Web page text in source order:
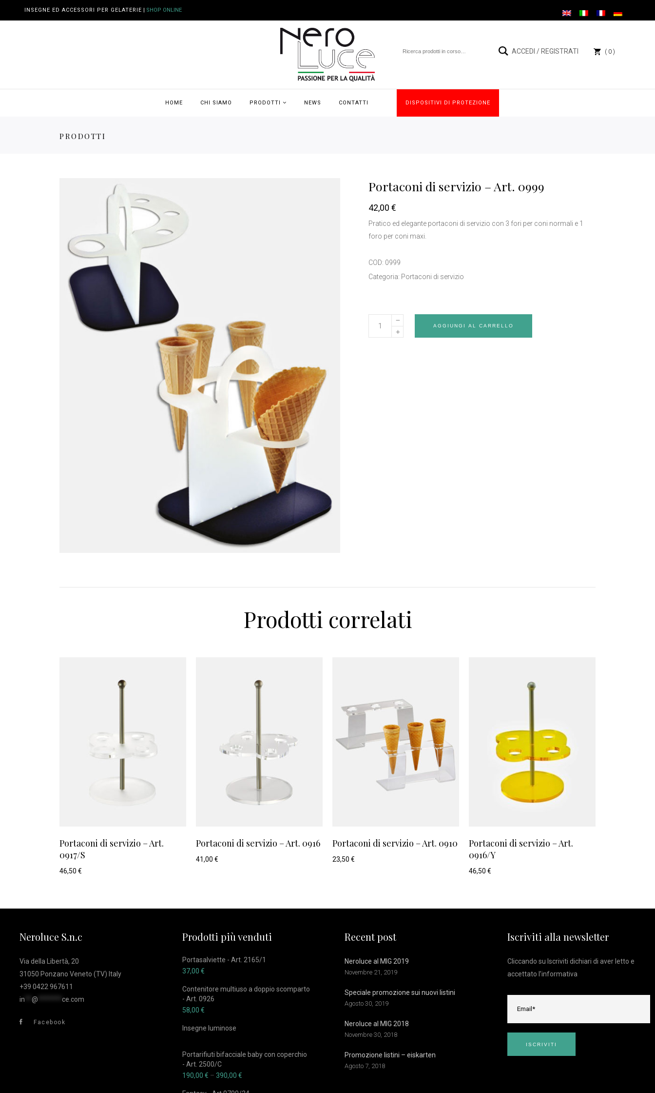
INSEGNE ED ACCESSORI PER GELATERIE | SHOP ONLINE
ACCEDI /REGISTRATI 0
HOME CHI SIAMO PRODOTTI NEWS CONTATTI DISPOSITIVI DI PROTEZIONE
PRODOTTI
Portaconi di servizio – Art. 0999
42,00 €
Pratico ed elegante portaconi di servizio con 3 fori per coni normali e 1
foro per coni maxi.
COD: 0999
Categoria: Portaconi di servizio
Portaconi
AGGIUNGI AL CARRELLO
Prodotti correlati
Portaconi di servizio – Art.
0917/S
46,50 €
Portaconi di servizio – Art. 0916
41,00 €
Portaconi di servizio – Art. 0910
23,50 €
Portaconi di servizio – Art.
0916/Y
46,50 €
Neroluce S.n.c
Via della Libertà, 20
31050 Ponzano Veneto (TV) Italy
+39 0422 967611
in
@ ce.com
Facebook
Prodotti più venduti
Portasalviette - Art. 2165/1
37,00 €
Contenitore multiuso a doppio scomparto
- Art. 0926
58,00 €
Insegne luminose
Portarifiuti bifacciale baby con coperchio
- Art. 2500/C
190,00 € – 390,00 €
Recent post
Neroluce al MIG 2019
Novembre 21, 2019
Speciale promozione sui nuovi listini
Agosto 30, 2019
Neroluce al MIG 2018
Novembre 30, 2018
Promozione listini – eiskarten
Agosto 7, 2018
Iscriviti alla newsletter
Cliccando su Iscriviti dichiari di aver letto e
accettato l’informativa